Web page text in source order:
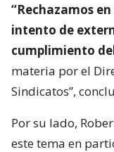
“Rechazamos
intento de
cumplimiento
materia por el
Sindicatos”,
Por su lado,
este tema en